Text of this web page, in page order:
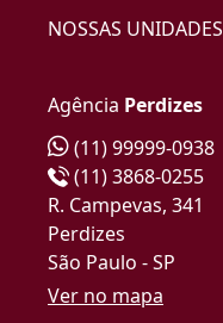
NOSSAS UNIDADES
Agência Perdizes
(11) 99999-0938
(11) 3868-0255
R. Campevas, 341
Perdizes
São Paulo - SP
Ver no mapa